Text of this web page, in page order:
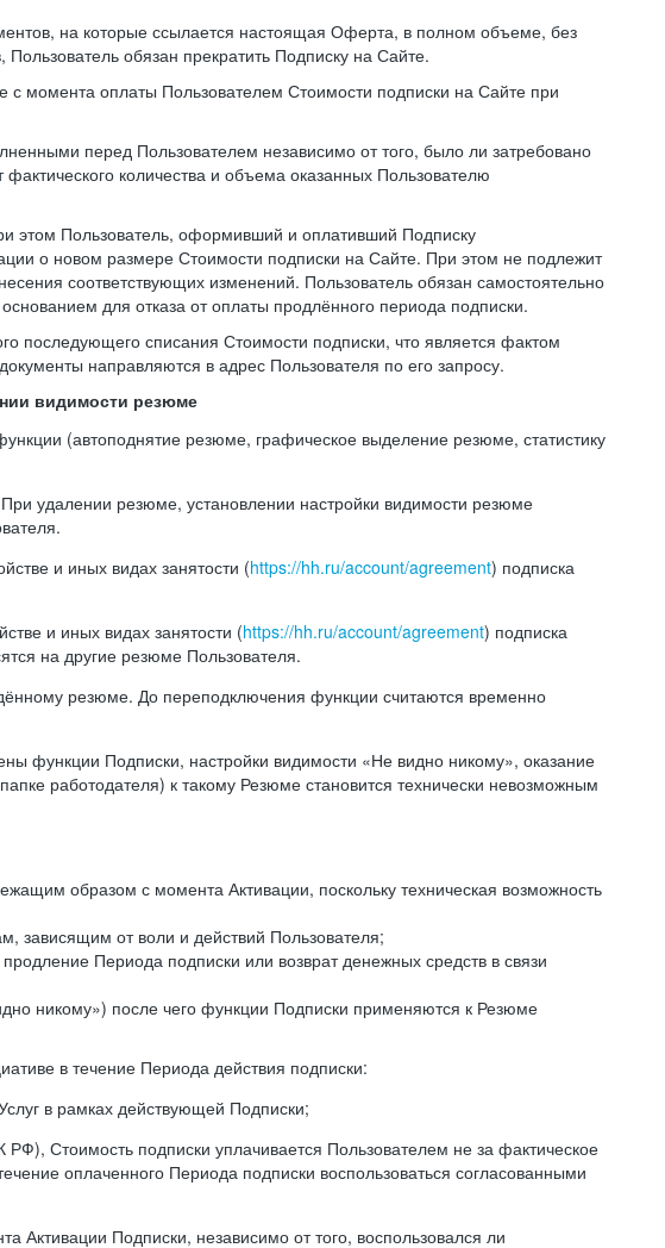
на которые ссылается настоящая Оферта, в полном объеме, без
обязан прекратить Подписку на Сайте.
момента оплаты Пользователем Стоимости подписки на Сайте при
перед Пользователем независимо от того, было ли затребовано
количества и объема оказанных Пользователю
этом Пользователь, оформивший и оплативший Подписку
о новом размере Стоимости подписки на Сайте. При этом не подлежит
соответствующих изменений. Пользователь обязан самостоятельно
для отказа от оплаты продлённого периода подписки.
последующего списания Стоимости подписки, что является фактом
направляются в адрес Пользователя по его запросу.
видимости резюме
(автоподнятие резюме, графическое выделение резюме, статистику
удалении резюме, установлении настройки видимости резюме
и иных видах занятости (https://hh.ru/account/agreement) подписка
и иных видах занятости (https://hh.ru/account/agreement) подписка
на другие резюме Пользователя.
резюме. До переподключения функции считаются временно
функции Подписки, настройки видимости «Не видно никому», оказание
работодателя) к такому Резюме становится технически невозможным
образом с момента Активации, поскольку техническая возможность
зависящим от воли и действий Пользователя;
Периода подписки или возврат денежных средств в связи
никому») после чего функции Подписки применяются к Резюме
в течение Периода действия подписки:
в рамках действующей Подписки;
Стоимость подписки уплачивается Пользователем не за фактическое
оплаченного Периода подписки воспользоваться согласованными
Активации Подписки, независимо от того, воспользовался ли